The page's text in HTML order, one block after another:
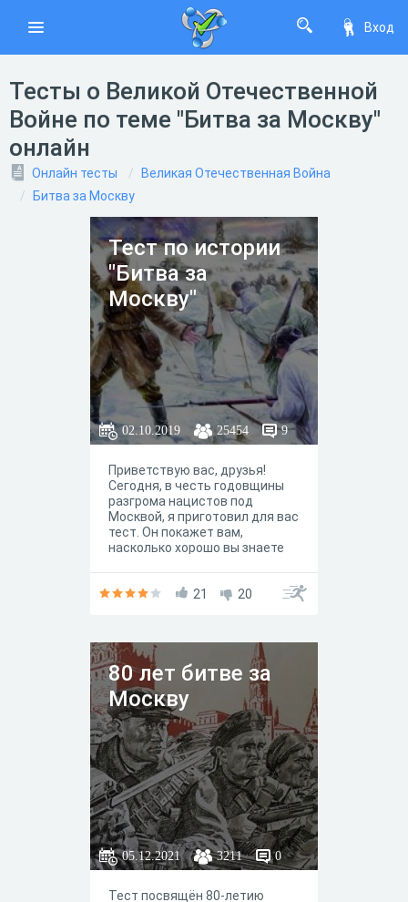
Вход
Тесты о Великой Отечественной
Войне по теме "Битва за Москву"
онлайн
Онлайн тесты
Великая Отечественная Война
Битва за Москву
Тест по истории
"Битва за
Москву"
02.10.2019 25454 9
Приветствую вас, друзья!
Сегодня, в честь годовщины
разгрома нацистов под
Москвой, я приготовил для вас
тест. Он покажет вам,
насколько хорошо вы знаете
на моём канале в Яндекс Дзен
le/editor/id/5d9484ea8600e100
b122caf0
21 20
80 лет битве за
Москву
05.12.2021 3211 0
Тест посвящён 80-летию